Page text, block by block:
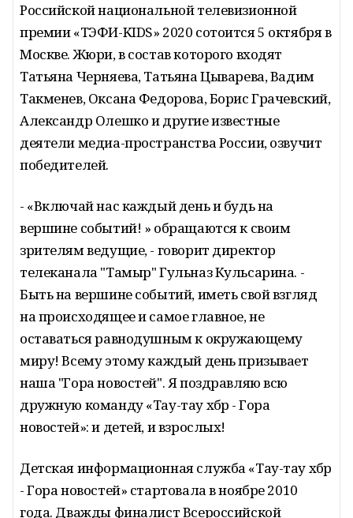
Российской национальной телевизионной
премии «ТЭФИ-KIDS» 2020 сотоится 5 октября в
Москве. Жюри, в состав которого входят
Татьяна Черняева, Татьяна Цыварева, Вадим
Такменев, Оксана Федорова, Борис Грачевский,
Александр Олешко и другие известные
деятели медиа-пространства России, озвучит
победителей.
- «Включай нас каждый день и будь на
вершине событий! » обращаются к своим
зрителям ведущие, - говорит директор
телеканала "Тамыр" Гульназ Кульсарина. -
Быть на вершине событий, иметь свой взгляд
на происходящее и самое главное, не
оставаться равнодушным к окружающему
миру! Всему этому каждый день призывает
наша "Гора новостей". Я поздравляю всю
дружную команду «Тау-тау хәбәр - Гора
новостей»: и детей, и взрослых!
Детская информационная служба «Тау-тау хәбәр
- Гора новостей» стартовала в ноябре 2010
года. Дважды финалист Всероссийской